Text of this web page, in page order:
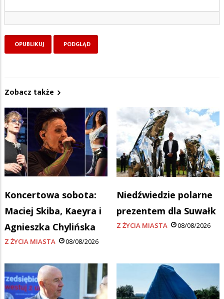
Zobacz także
Koncertowa sobota:
Maciej Skiba, Kaeyra i
Agnieszka Chylińska
Z ŻYCIA MIASTA 08/08/2026
Niedźwiedzie polarne
prezentem dla Suwałk
Z ŻYCIA MIASTA 08/08/2026